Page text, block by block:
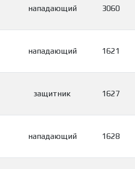
нападающий 3060
нападающий 1621
защитник 1627
нападающий 1628